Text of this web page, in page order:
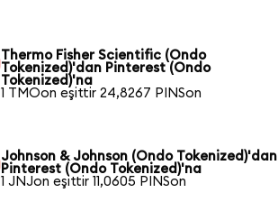
Thermo Fisher Scientific (Ondo
Tokenized)'dan Pinterest (Ondo
Tokenized)'na
1 TMOon eşittir 24,8267 PINSon
Johnson & Johnson (Ondo Tokenized)'dan
Pinterest (Ondo Tokenized)'na
1 JNJon eşittir 11,0605 PINSon